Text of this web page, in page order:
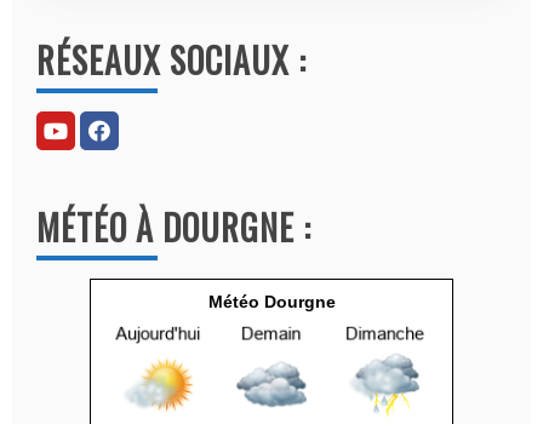
t
e
r
n
t
i
RÉSEAUX SOCIAUX :
MÉTÉO À DOURGNE :
Météo Dourgne